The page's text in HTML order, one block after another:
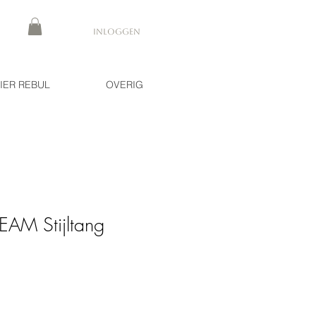
Inloggen
REBUL OVERIG
Stijltang